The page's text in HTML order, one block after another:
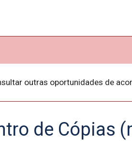
outras oportunidades de
de Cópias